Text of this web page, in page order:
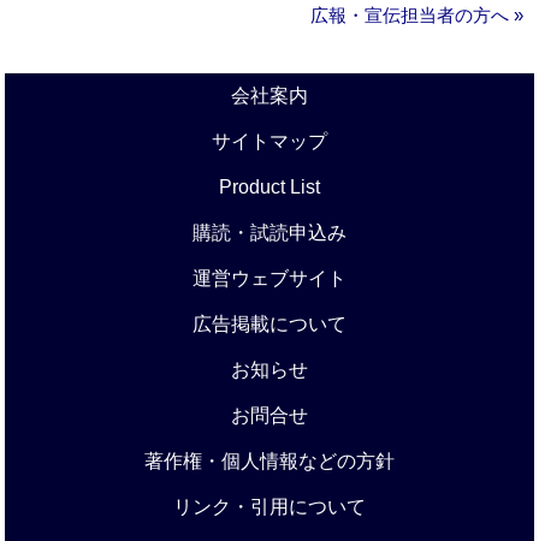
広報・宣伝担当者の方へ »
会社案内
サイトマップ
Product List
購読・試読申込み
運営ウェブサイト
広告掲載について
お知らせ
お問合せ
著作権・個人情報などの方針
リンク・引用について